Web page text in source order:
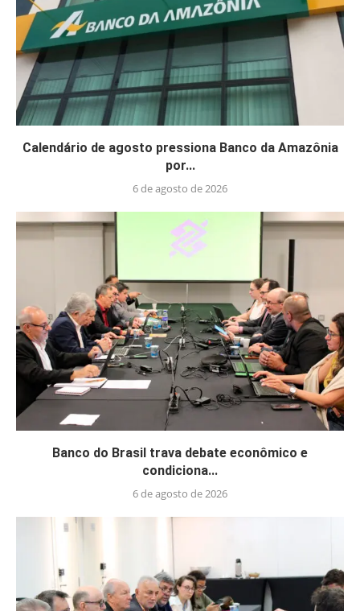
Calendário de agosto pressiona Banco da Amazônia
por...
6 de agosto de 2026
Banco do Brasil trava debate econômico e
condiciona...
6 de agosto de 2026